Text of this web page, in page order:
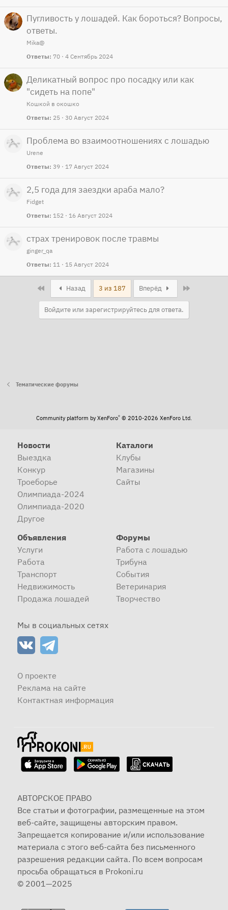
Пугливость у лошадей. Как бороться? Вопросы,
ответы.
Mika@
Ответы 70 4 Сентябрь 2024
Деликатный вопрос про посадку или как
"сидеть на попе"
Кошкой в окошко
Ответы 25 30 Август 2024
Проблема во взаимоотношениях с лошадью
Urene
Ответы 39 17 Август 2024
2,5 года для заездки араба мало?
Fidget
Ответы 152 16 Август 2024
страх тренировок после травмы
ginger_qa
Ответы 11 15 Август 2024
Назад 3 из 187 Вперёд
Войдите или зарегистрируйтесь для ответа.
Тематические форумы
Community platform by XenForo® © 2010-2026 XenForo Ltd.
Новости
Выездка
Конкур
Троеборье
Олимпиада-2024
Олимпиада-2020
Другое
Каталоги
Клубы
Магазины
Сайты
Объявления
Услуги
Работа
Транспорт
Недвижимость
Продажа лошадей
Форумы
Работа с лошадью
Трибуна
События
Ветеринария
Творчество
Мы в социальных сетях
О проекте
Реклама на сайте
Контактная информация
АВТОРСКОЕ ПРАВО
Все статьи и фотографии, размещенные на этом
веб-сайте, защищены авторским правом.
Запрещается копирование и/или использование
материала с этого веб-сайта без письменного
разрешения редакции сайта. По всем вопросам
просьба обращаться в Prokoni.ru
© 2001—2025